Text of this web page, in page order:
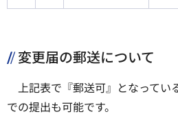
変更届の郵送について
上記表で『郵送可』となってい
での提出も可能です。